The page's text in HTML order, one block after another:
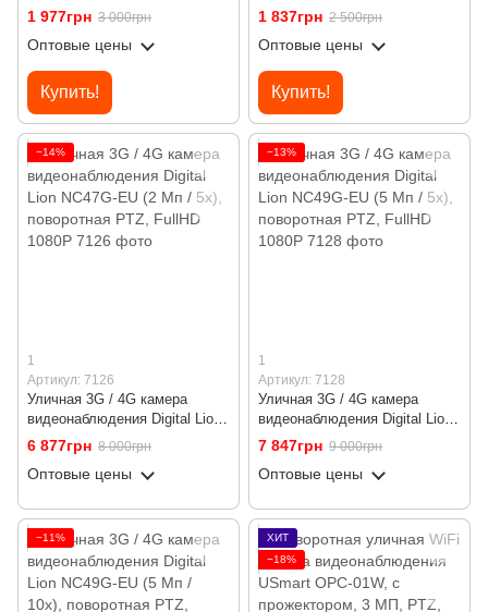
01-PTZ, поворотная, под SIM-
карту, 1080P
1 977грн 3 000грн
Оптовые цены
Купить!
W31, поворотная PTZ-
видеоняня Full HD 360°,
датчик движения, ночное
видение, двусторонняя
видеосвязь
1 837грн 2 500грн
Оптовые цены
Купить!
−14%
1
Артикул: 7126
Уличная 3G / 4G камера
видеонаблюдения Digital Lion
NC47G-EU (2 Мп / 5x),
поворотная PTZ, FullHD 1080P
6 877грн 8 000грн
Оптовые цены
−13%
1
Артикул: 7128
Уличная 3G / 4G камера
видеонаблюдения Digital Lion
NC49G-EU (5 Мп / 5x),
поворотная PTZ, FullHD 1080P
7 847грн 9 000грн
Оптовые цены
−11%
ХИТ
−18%